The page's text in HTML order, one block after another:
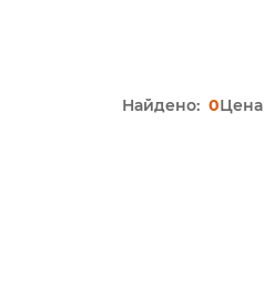
Найдено: 0Цена